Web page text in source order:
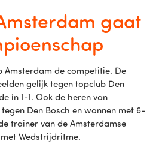
gaat
Amsterdam de competitie. De
gelijk tegen topclub Den
in 1-1. Ook de heren van
Den Bosch en wonnen met 6-
trainer van de Amsterdamse
Wedstrijdritme.